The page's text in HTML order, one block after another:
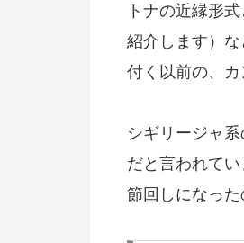
トナの近縁形
紹介します）
付く以前の、カ
シギリージャ
だと言われて
節回しになった